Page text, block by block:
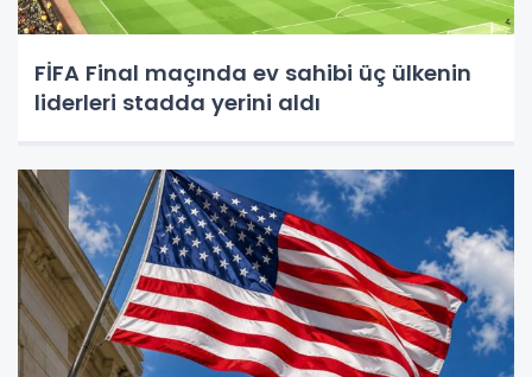
FİFA Final maçında ev sahibi üç ülkenin
liderleri stadda yerini aldı